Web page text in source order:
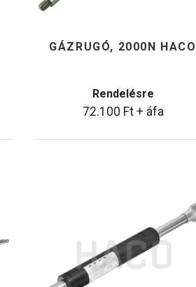
GÁZRUGÓ, 2000N HACO
Rendelésre
72.100 Ft+ áfa